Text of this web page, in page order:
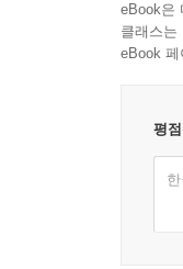
eBook은
클래스는
eBook
평점